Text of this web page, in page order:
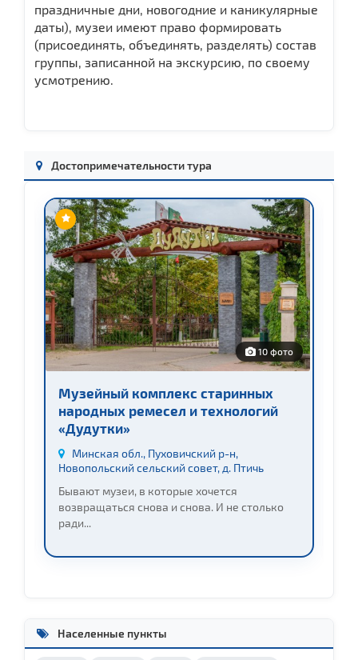
праздничные дни, новогодние и каникулярные
даты), музеи имеют право формировать
(присоединять, объединять, разделять) состав
группы, записанной на экскурсию, по своему
усмотрению.
Достопримечательности тура
10 фото
Музейный комплекс старинных
народных ремесел и технологий
«Дудутки»
Минская обл., Пуховичский р-н,
Новопольский сельский совет, д. Птичь
Бывают музеи, в которые хочется
возвращаться снова и снова. И не столько
ради...
Населенные пункты